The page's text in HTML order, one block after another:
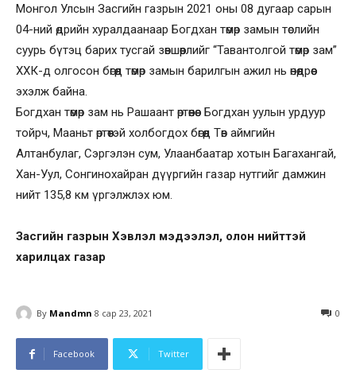
Монгол Улсын Засгийн газрын 2021 оны 08 дугаар сарын
04-ний өдрийн хуралдаанаар Богдхан төмөр замын төслийн
суурь бүтэц барих тусгай зөвшөөрлийг “Тавантолгой төмөр зам”
ХХК-д олгосон бөгөөд төмөр замын барилгын ажил нь өнөөдрөөс
эхэлж байна.
Богдхан төмөр зам нь Рашаант өртөөнөөс Богдхан уулын урдуур
тойрч, Мааньт өртөөтэй холбогдох бөгөөд Төв аймгийн
Алтанбулаг, Сэргэлэн сум, Улаанбаатар хотын Багахангай,
Хан-Уул, Сонгинохайран дүүргийн газар нутгийг дамжин
нийт 135,8 км үргэлжлэх юм.
Засгийн газрын Хэвлэл мэдээлэл, олон нийттэй
харилцах газар
By Mandmn 8 сар 23, 2021 0
Facebook Twitter